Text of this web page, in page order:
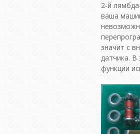
2-й
ваша
значит с
датчика. В
функции